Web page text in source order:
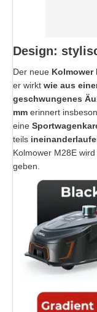
Design:
Der neue Kolmower
er wirkt wie aus
geschwungenes
mm erinnert
eine
teils
Kolmower M28E
geben.